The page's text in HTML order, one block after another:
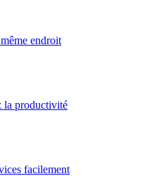
endroit
la productivité
facilement